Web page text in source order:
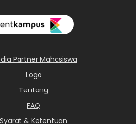
Partner Mahasiswa
Logo
Tentang
FAQ
Syarat & Ketentuan